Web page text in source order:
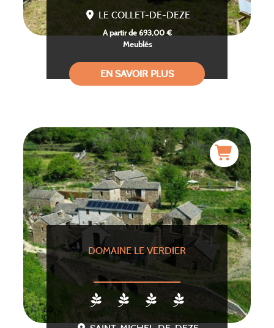
LE COLLET-DE-DEZE
A partir de 693,00 €
Meublés
EN SAVOIR PLUS
DOMAINE LE VERDIER